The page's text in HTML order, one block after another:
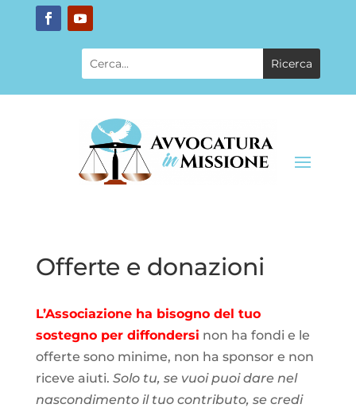
Offerte e donazioni
L’Associazione ha bisogno del tuo
sostegno per diffondersi non ha fondi e le
offerte sono minime, non ha sponsor e non
riceve aiuti. Solo tu, se vuoi puoi dare nel
nascondimento il tuo contributo, se credi